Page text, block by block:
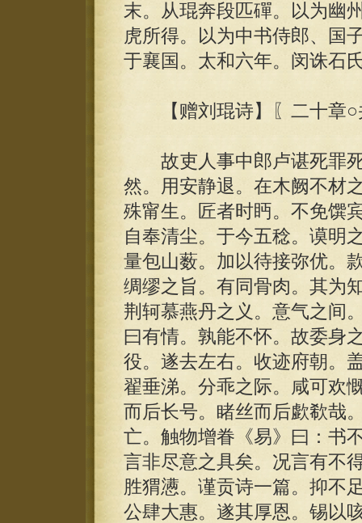
末。从琨奔段匹磾。以为幽
虎所得。以为中书侍郎、国
于襄国。太和六年。闵诛石
【赠刘琨诗】〖二十章○
故吏人事中郎卢谌死罪死
然。用安静退。在木阙不材
殊甯生。匠者时眄。不免馔
自奉清尘。于今五稔。谟明
量包山薮。加以待接弥优。
绸缪之旨。有同骨肉。其为
荆轲慕燕丹之义。意气之间
曰有情。孰能不怀。故委身
役。遂去左右。收迹府朝。
翟垂涕。分乖之际。咸可欢
而后长号。睹丝而后歔欷哉
亡。触物增眷《易》曰：书
言非尽意之具矣。况言有不
胜猬懑。谨贡诗一篇。抑不
公肆大惠。遂其厚恩。锡以